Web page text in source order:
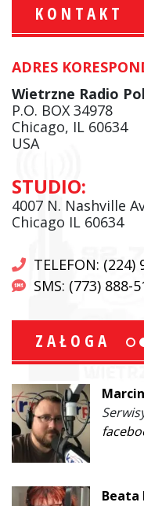
KONTAKT
ADRES
Wietrzne Radio
P.O. BOX 34978
Chicago, IL 60634
USA
STUDIO:
4007 N. Nashville
Chicago IL 60634
TELEFON: (224)
SMS: (773) 888-
ZAŁOGA
Beata